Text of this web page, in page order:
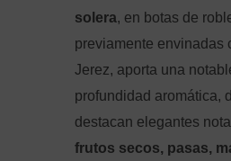
solera, en botas de
previamente envinadas
Jerez, aporta una
profundidad aromática,
destacan elegantes
frutos secos, pasas,